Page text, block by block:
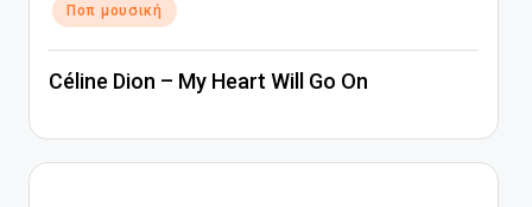
Ποπ μουσική
Céline Dion – My Heart Will Go On